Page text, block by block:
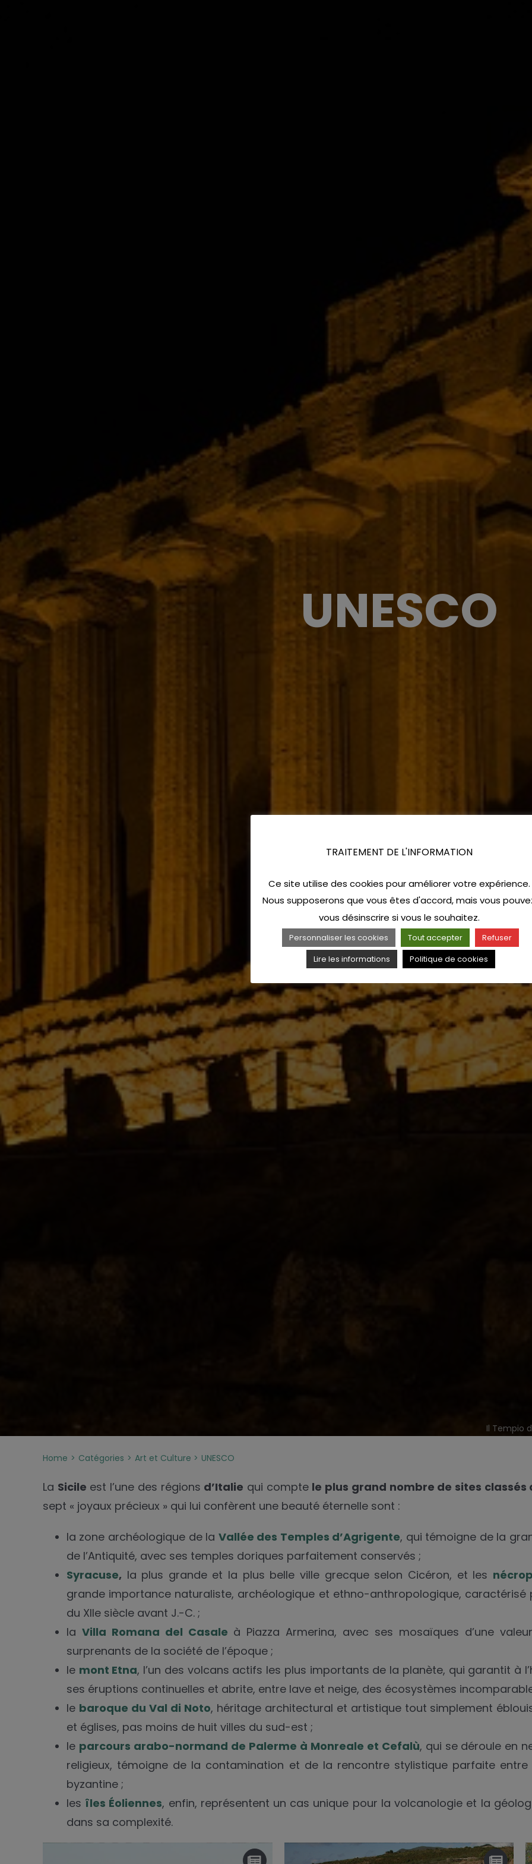
UNESCO
Il Tempio
Home Catégories Art et Culture UNESCO
La Sicile est l’une des régions d’Italie qui compte le plus grand nombre de sites classés
sept « joyaux précieux » qui lui confèrent une beauté éternelle sont :
la zone archéologique de la Vallée des Temples d’Agrigente, qui témoigne de la
de l’Antiquité, avec ses temples doriques parfaitement conservés ;
Syracuse, la plus grande et la plus belle ville grecque selon Cicéron, et les
grande importance naturaliste, archéologique et ethno-anthropologique,
du XIIe siècle avant J.-C. ;
la Villa Romana del Casale à Piazza Armerina, avec ses mosaïques d’une
surprenants de la société de l’époque ;
le mont Etna, l’un des volcans actifs les plus importants de la planète, qui garantit à
ses éruptions continuelles et abrite, entre lave et neige, des écosystèmes
le baroque du Val di Noto, héritage architectural et artistique tout simplement
et églises, pas moins de huit villes du sud-est ;
le parcours arabo-normand de Palerme à Monreale et Cefalù, qui se déroule en
religieux, témoigne de la contamination et de la rencontre stylistique parfaite
byzantine ;
les îles Éoliennes, enfin, représentent un cas unique pour la volcanologie et la
dans sa complexité.
TRAITEMENT DE L'INFORMATION
Ce site utilise des cookies pour améliorer votre expérience.
Nous supposerons que vous êtes d'accord, mais vous
vous désinscrire si vous le souhaitez.
Personnaliser les cookies Tout accepter
Refuser
Lire les informations
Politique de cookies